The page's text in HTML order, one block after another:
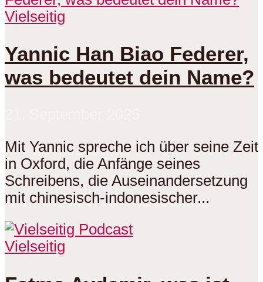
Vielseitig
Yannic Han Biao Federer,
was bedeutet dein Name?
Mit Yannic spreche ich über seine Zeit
in Oxford, die Anfänge seines
Schreibens, die Auseinandersetzung
mit chinesisch-indonesischer...
Vielseitig